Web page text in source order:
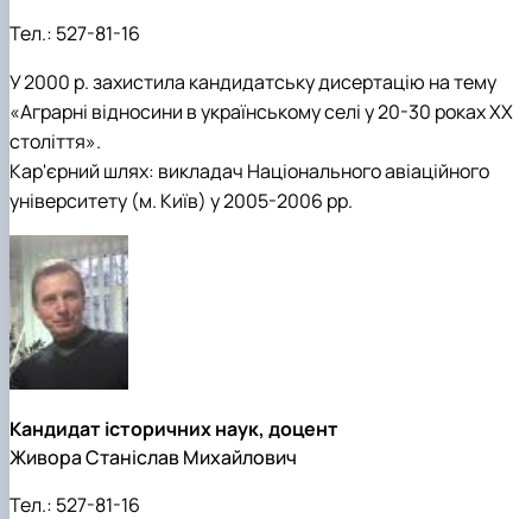
Тел.: 527-81-16
У 2000 р. захистила кандидатську дисертацію на тему
«Аграрні відносини в українському селі у 20-30 роках XX
століття».
Кар'єрний шлях: викладач Національного авіаційного
університету (м. Київ) у 2005-2006 рр.
Кандидат історичних наук, доцент
Живора Станіслав Михайлович
Тел.: 527-81-16